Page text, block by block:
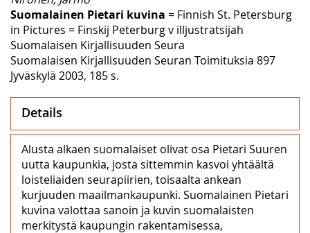
Suomalainen Pietari kuvina = Finnish St. Petersburg
in Pictures = Finskij Peterburg v illjustratsijah
Suomalaisen Kirjallisuuden Seura
Suomalaisen Kirjallisuuden Seuran Toimituksia 897
Jyväskylä 2003, 185 s.
Details
Alusta alkaen suomalaiset olivat osa Pietari Suuren
uutta kaupunkia, josta sittemmin kasvoi yhtäältä
loisteliaiden seurapiirien, toisaalta ankean
kurjuuden maailmankaupunki. Suomalainen Pietari
kuvina valottaa sanoin ja kuvin suomalaisten
merkitystä kaupungin rakentamisessa,